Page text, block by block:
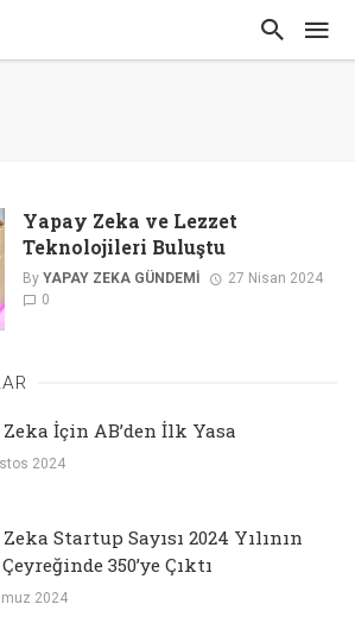
Yapay Zeka ve Lezzet
Teknolojileri Buluştu
By YAPAY ZEKA GÜNDEMI
27 Nisan 2024
0
İçin AB’den İlk Yasa
2024
Startup Sayısı 2024 Yılının
350’ye Çıktı
2024